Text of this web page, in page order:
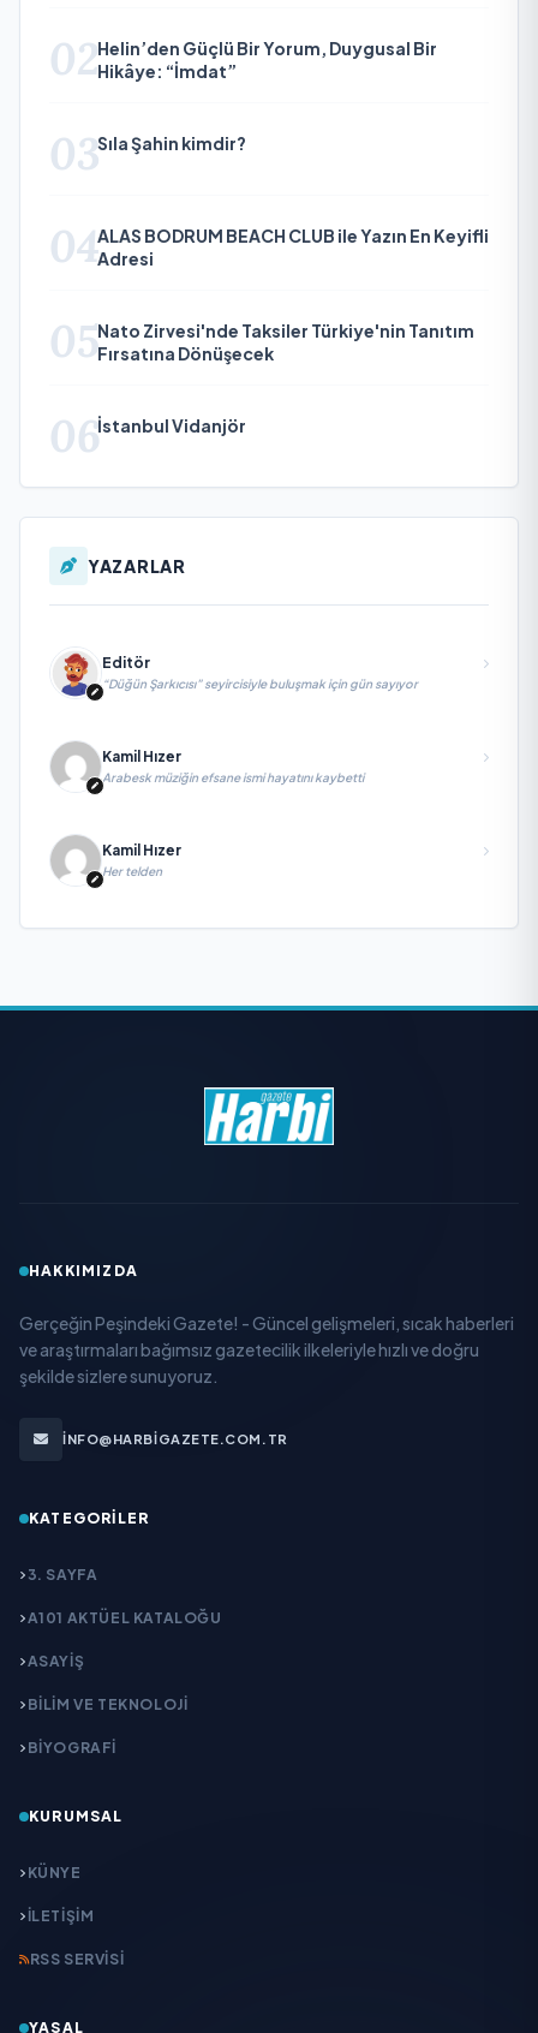
02Helin’den Güçlü Bir Yorum, Duygusal Bir
Hikâye: “İmdat”
03Sıla Şahin kimdir?
04ALAS BODRUM BEACH CLUB ile Yazın En Keyifli
Adresi
05Nato Zirvesi'nde Taksiler Türkiye'nin Tanıtım
Fırsatına Dönüşecek
06İstanbul Vidanjör
YAZARLAR
Editör
“Düğün Şarkıcısı” seyircisiyle buluşmak için gün sayıyor
Kamil Hızer
Arabesk müziğin efsane ismi hayatını kaybetti
Kamil Hızer
Her telden
HAKKIMIZDA
Gerçeğin Peşindeki Gazete! - Güncel gelişmeleri, sıcak haberleri
ve araştırmaları bağımsız gazetecilik ilkeleriyle hızlı ve doğru
şekilde sizlere sunuyoruz.
INFO@HARBIGAZETE.COM.TR
KATEGORILER
3. SAYFA
A101 AKTÜEL KATALOĞU
ASAYİŞ
BİLİM VE TEKNOLOJİ
BİYOGRAFİ
KURUMSAL
KÜNYE
İLETIŞIM
RSS SERVISI
YASAL